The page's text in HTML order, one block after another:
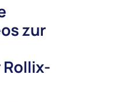
zur